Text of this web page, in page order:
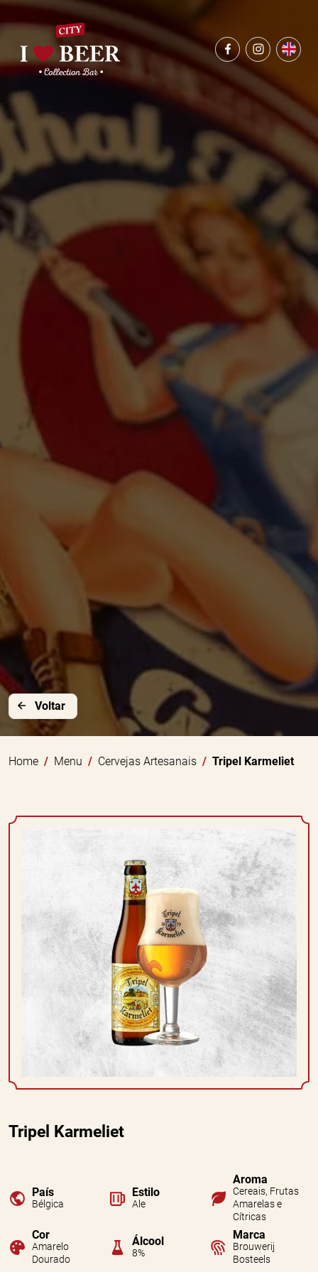
Voltar
Home Menu Cervejas Artesanais Tripel Karmeliet
Tripel Karmeliet
País
Bélgica
Estilo
Ale
Aroma
Cereais, Frutas
Amarelas e
Cítricas
Cor
Amarelo
Dourado
Álcool
8%
Marca
Brouwerij
Bosteels